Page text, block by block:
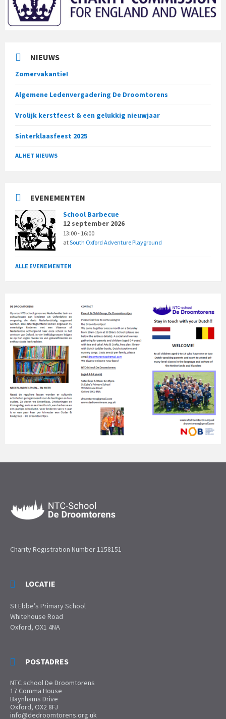
NIEUWS
Zomervakantie!
Algemene Ledenvergadering De Droomtorens
Vrolijk kerstfeest & een gelukkig nieuwjaar
Sinterklaasfeest 2025
AL HET NIEUWS
EVENEMENTEN
School Barbecue
12 september 2026
13:00 - 16:00
atSouth Oxford Adventure Playground
ALLE EVENEMENTEN
Charity Registration Number 1158151
LOCATIE
St Ebbe’s Primary School
Whitehouse Road
Oxford, OX1 4NA
POSTADRES
NTC school De Droomtorens
17 Comma House
Baynhams Drive
Oxford, OX2 8FJ
info@dedroomtorens.org.uk